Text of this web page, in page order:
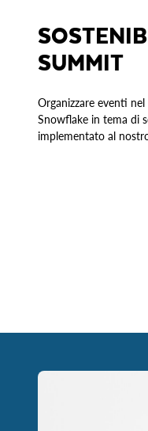
SUMMIT
Organizzare eventi
Snowflake in tema di
implementato al